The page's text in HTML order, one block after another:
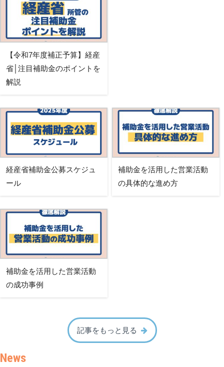
【令和7年度補正予算】経産
省│注目補助金のポイントを
解説
経産省補助金公募スケジュ
ール
補助金を活用した営業活動
の具体的な進め方
補助金を活用した営業活動
の成功事例
記事をもっと見る